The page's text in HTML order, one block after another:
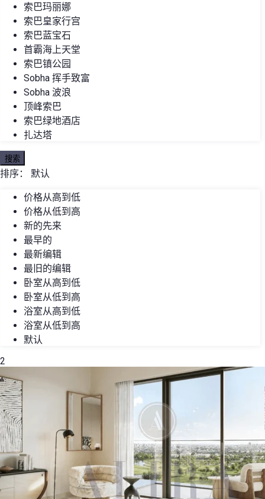
索巴玛丽娜
索巴皇家行宫
索巴蓝宝石
首霸海上天堂
索巴镇公园
Sobha 挥手致富
Sobha 波浪
顶峰索巴
索巴绿地酒店
扎达塔
搜索
排序： 默认
价格从高到低
价格从低到高
新的先来
最早的
最新编辑
最旧的编辑
卧室从高到低
卧室从低到高
浴室从高到低
浴室从低到高
默认
2